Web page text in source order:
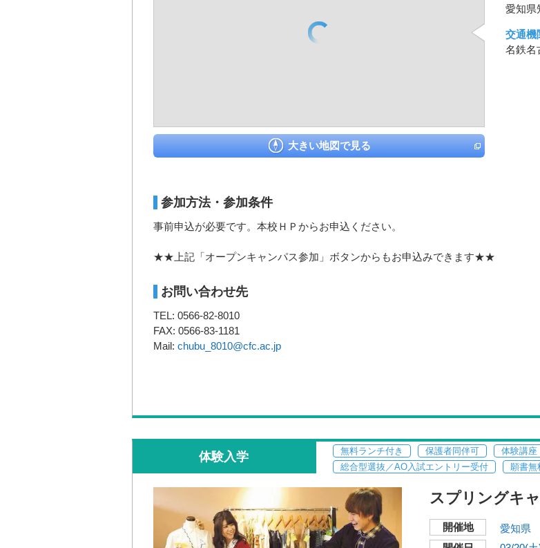
大きい地図で見る
愛知県
交通機
名鉄名
参加方法・参加条件
事前申込が必要です。本校ＨＰからお申込ください。
★★上記「オープンキャンパス参加」ボタンからもお申込みできます★★
お問い合わせ先
TEL: 0566-82-8010
FAX: 0566-83-1181
Mail: chubu_8010@cfc.ac.jp
体験入学 無料ランチ付き 保護者同伴可 体験講座
総合型選抜／AO入試エントリー受付
願書無
スプリングキ
開催地
愛知県